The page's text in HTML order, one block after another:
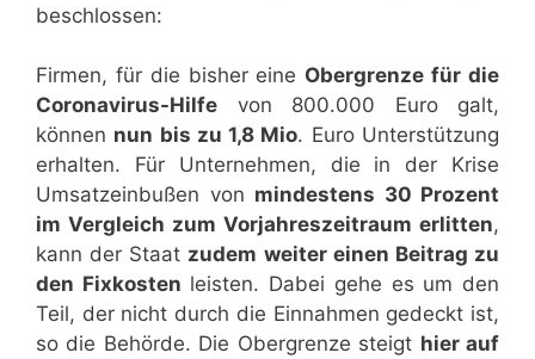
beschlossen:
Firmen, für die bisher eine Obergrenze für die
Coronavirus-Hilfe von 800.000 Euro galt,
können nun bis zu 1,8 Mio. Euro Unterstützung
erhalten. Für Unternehmen, die in der Krise
Umsatzeinbußen von mindestens 30 Prozent
im Vergleich zum Vorjahreszeitraum erlitten,
kann der Staat zudem weiter einen Beitrag zu
den Fixkosten leisten. Dabei gehe es um den
Teil, der nicht durch die Einnahmen gedeckt ist,
so die Behörde. Die Obergrenze steigt hier auf